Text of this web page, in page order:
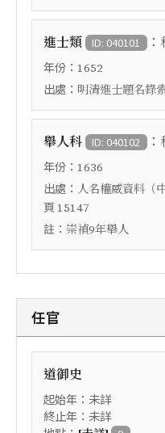
進士類 ID: 040101 ：
年份： 1652
出處： 明清進士題名錄
舉人科 ID: 040102 ：
年份： 1636
出處： 人名權威資料（
頁 15147
註： 崇禎9年舉人
任官
道御史
起始年：未詳
終止年：未詳